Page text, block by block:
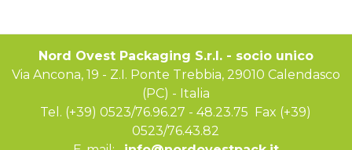
Nord Ovest Packaging S.r.l. - socio unico
Via Ancona, 19 - Z.I. Ponte Trebbia, 29010 Calendasco
(PC) - Italia
Tel. (+39) 0523/76.96.27 - 48.23.75 Fax (+39)
0523/76.43.82